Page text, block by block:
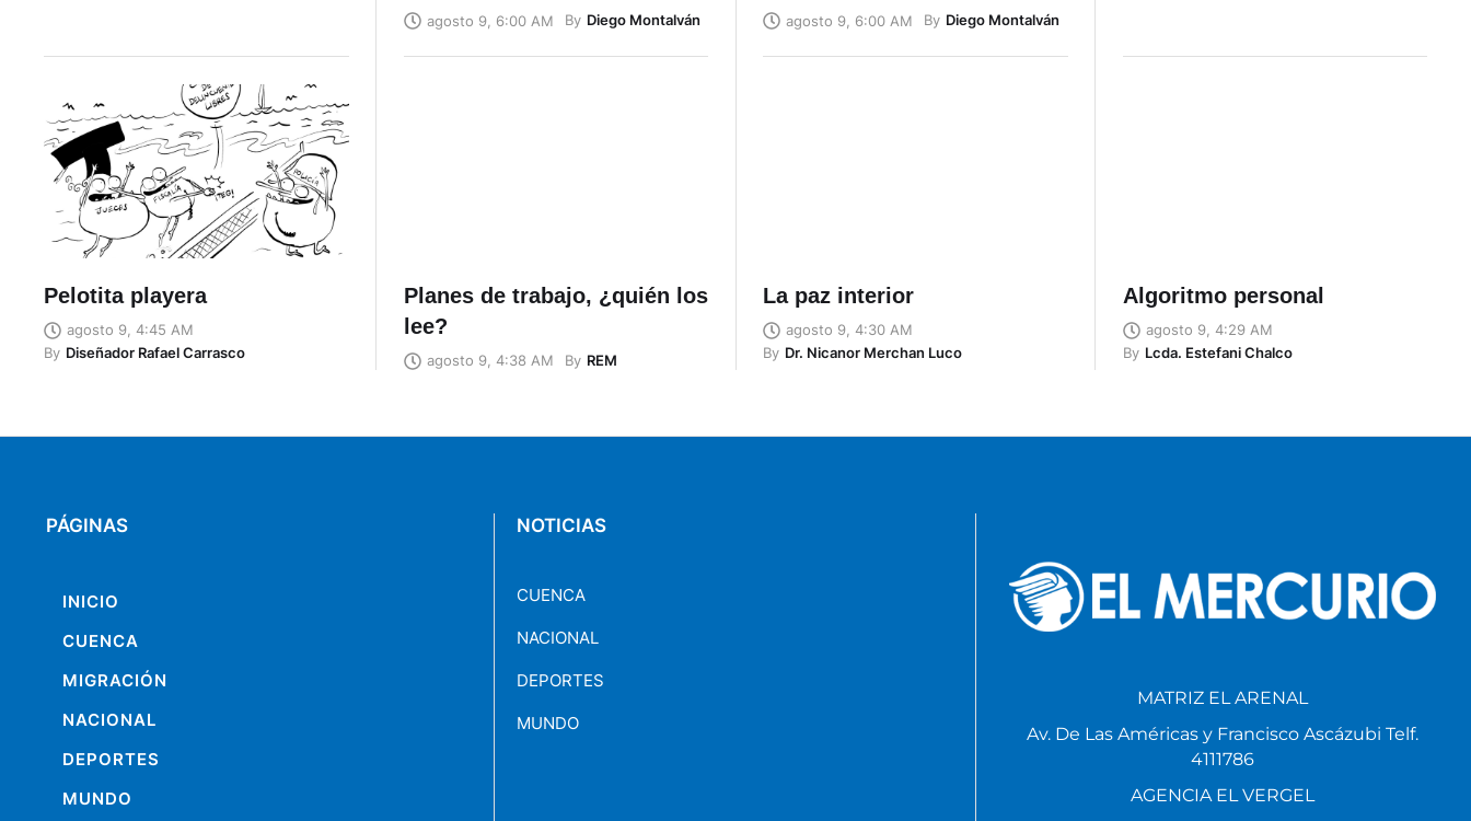
agosto 9, 6:00 AM By Diego Montalván agosto 9, 6:00 AM By Diego Montalván
Pelotita playera
agosto 9, 4:45 AM
By Diseñador Rafael Carrasco
Planes de trabajo, ¿quién los
lee?
agosto 9, 4:38 AM By REM
La paz interior
agosto 9, 4:30 AM
By Dr. Nicanor Merchan Luco
Algoritmo personal
agosto 9, 4:29 AM
By Lcda. Estefani Chalco
PÁGINAS
INICIO
CUENCA
MIGRACIÓN
NACIONAL
DEPORTES
MUNDO
NOTICIAS
CUENCA
NACIONAL
DEPORTES
MUNDO
MATRIZ EL ARENAL
Av. De Las Américas y Francisco Ascázubi Telf.
4111786
AGENCIA EL VERGEL